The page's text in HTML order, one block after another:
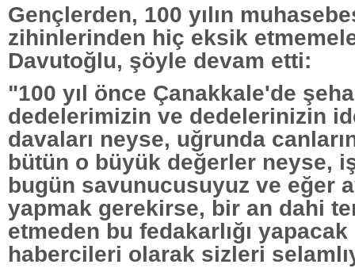
Gençlerden, 100 yılın
zihinlerinden hiç eksik
Davutoğlu, şöyle devam etti:
"100 yıl önce Çanakkale'de
dedelerimizin ve dedelerinizin
davaları neyse, uğrunda
bütün o büyük değerler neyse,
bugün savunucusuyuz ve eğer
yapmak gerekirse, bir an dahi
etmeden bu fedakarlığı
habercileri olarak sizleri